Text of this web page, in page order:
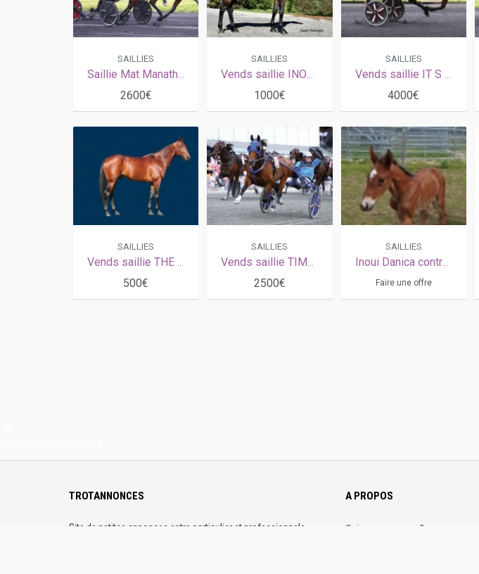
SAILLIES
Saillie Mat Manathis
2600€
SAILLIES
Vends saillie INOUI DANICA (Boccador de Simm - Sellina Blue par Imoko)
1000€
SAILLIES
Vends saillie IT S A DOLLAR MACKER (Saxo de Vandel - Salt Lake City par Insert Gede)
4000€
SAILLIES
Vends saillie THE BEST MADRIK ( Coktail Jet- Lady Madrik par Biesolo)
500€
SAILLIES
Vends saillie TIMOKO (Imoko - Kiss Me Coulonces par And Arifant)
2500€
SAILLIES
Inoui Danica contre 50% de la prime
Faire une offre
TROTANNONCES
Site de petites annonces entre particulier et professionnels
A PROPOS
Qui sommes-nous ?